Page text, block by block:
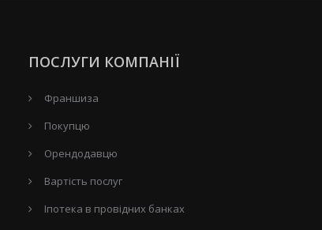
ПОСЛУГИ КОМПАНІЇ
Франшиза
Покупцю
Орендодавцю
Вартість послуг
Іпотека в провідних банках